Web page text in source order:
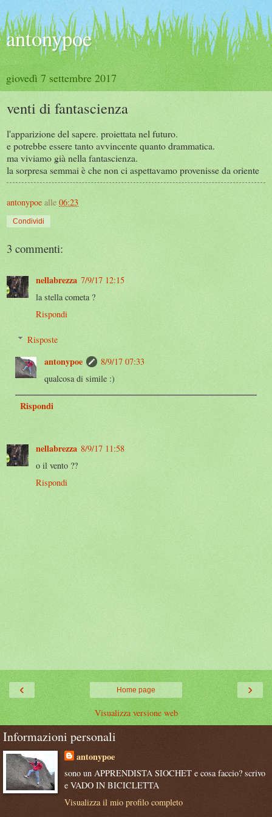
antonypoe
giovedì 7 settembre 2017
venti di fantascienza
l'apparizione del sapere. proiettata nel futuro.
e potrebbe essere tanto avvincente quanto drammatica.
ma viviamo già nella fantascienza.
la sorpresa semmai è che non ci aspettavamo provenisse da oriente
antonypoe alle 06:23
Condividi
3 commenti:
nellabrezza 7/9/17 12:15
la stella cometa ?
Rispondi
Risposte
antonypoe
8/9/17 07:33
qualcosa di simile :)
Rispondi
nellabrezza 8/9/17 11:58
o il vento ??
Rispondi
‹ ›
Home page
Visualizza versione web
Informazioni personali
antonypoe
sono un APPRENDISTA SIOCHET e cosa faccio? scrivo
e VADO IN BICICLETTA
Visualizza il mio profilo completo